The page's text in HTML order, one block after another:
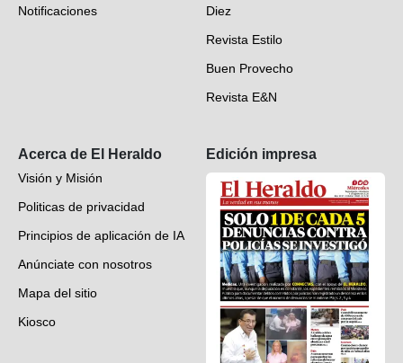
Videos
Notificaciones
Diez
Revista Estilo
Buen Provecho
Revista E&N
Acerca de El Heraldo
Visión y Misión
Politicas de privacidad
Principios de aplicación de IA
Anúnciate con nosotros
Mapa del sitio
Kiosco
Edición impresa